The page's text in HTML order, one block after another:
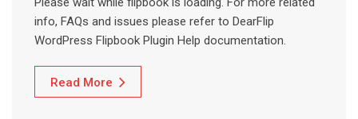
info, FAQs and issues please refer to DearFlip
WordPress Flipbook Plugin Help documentation.
Read More